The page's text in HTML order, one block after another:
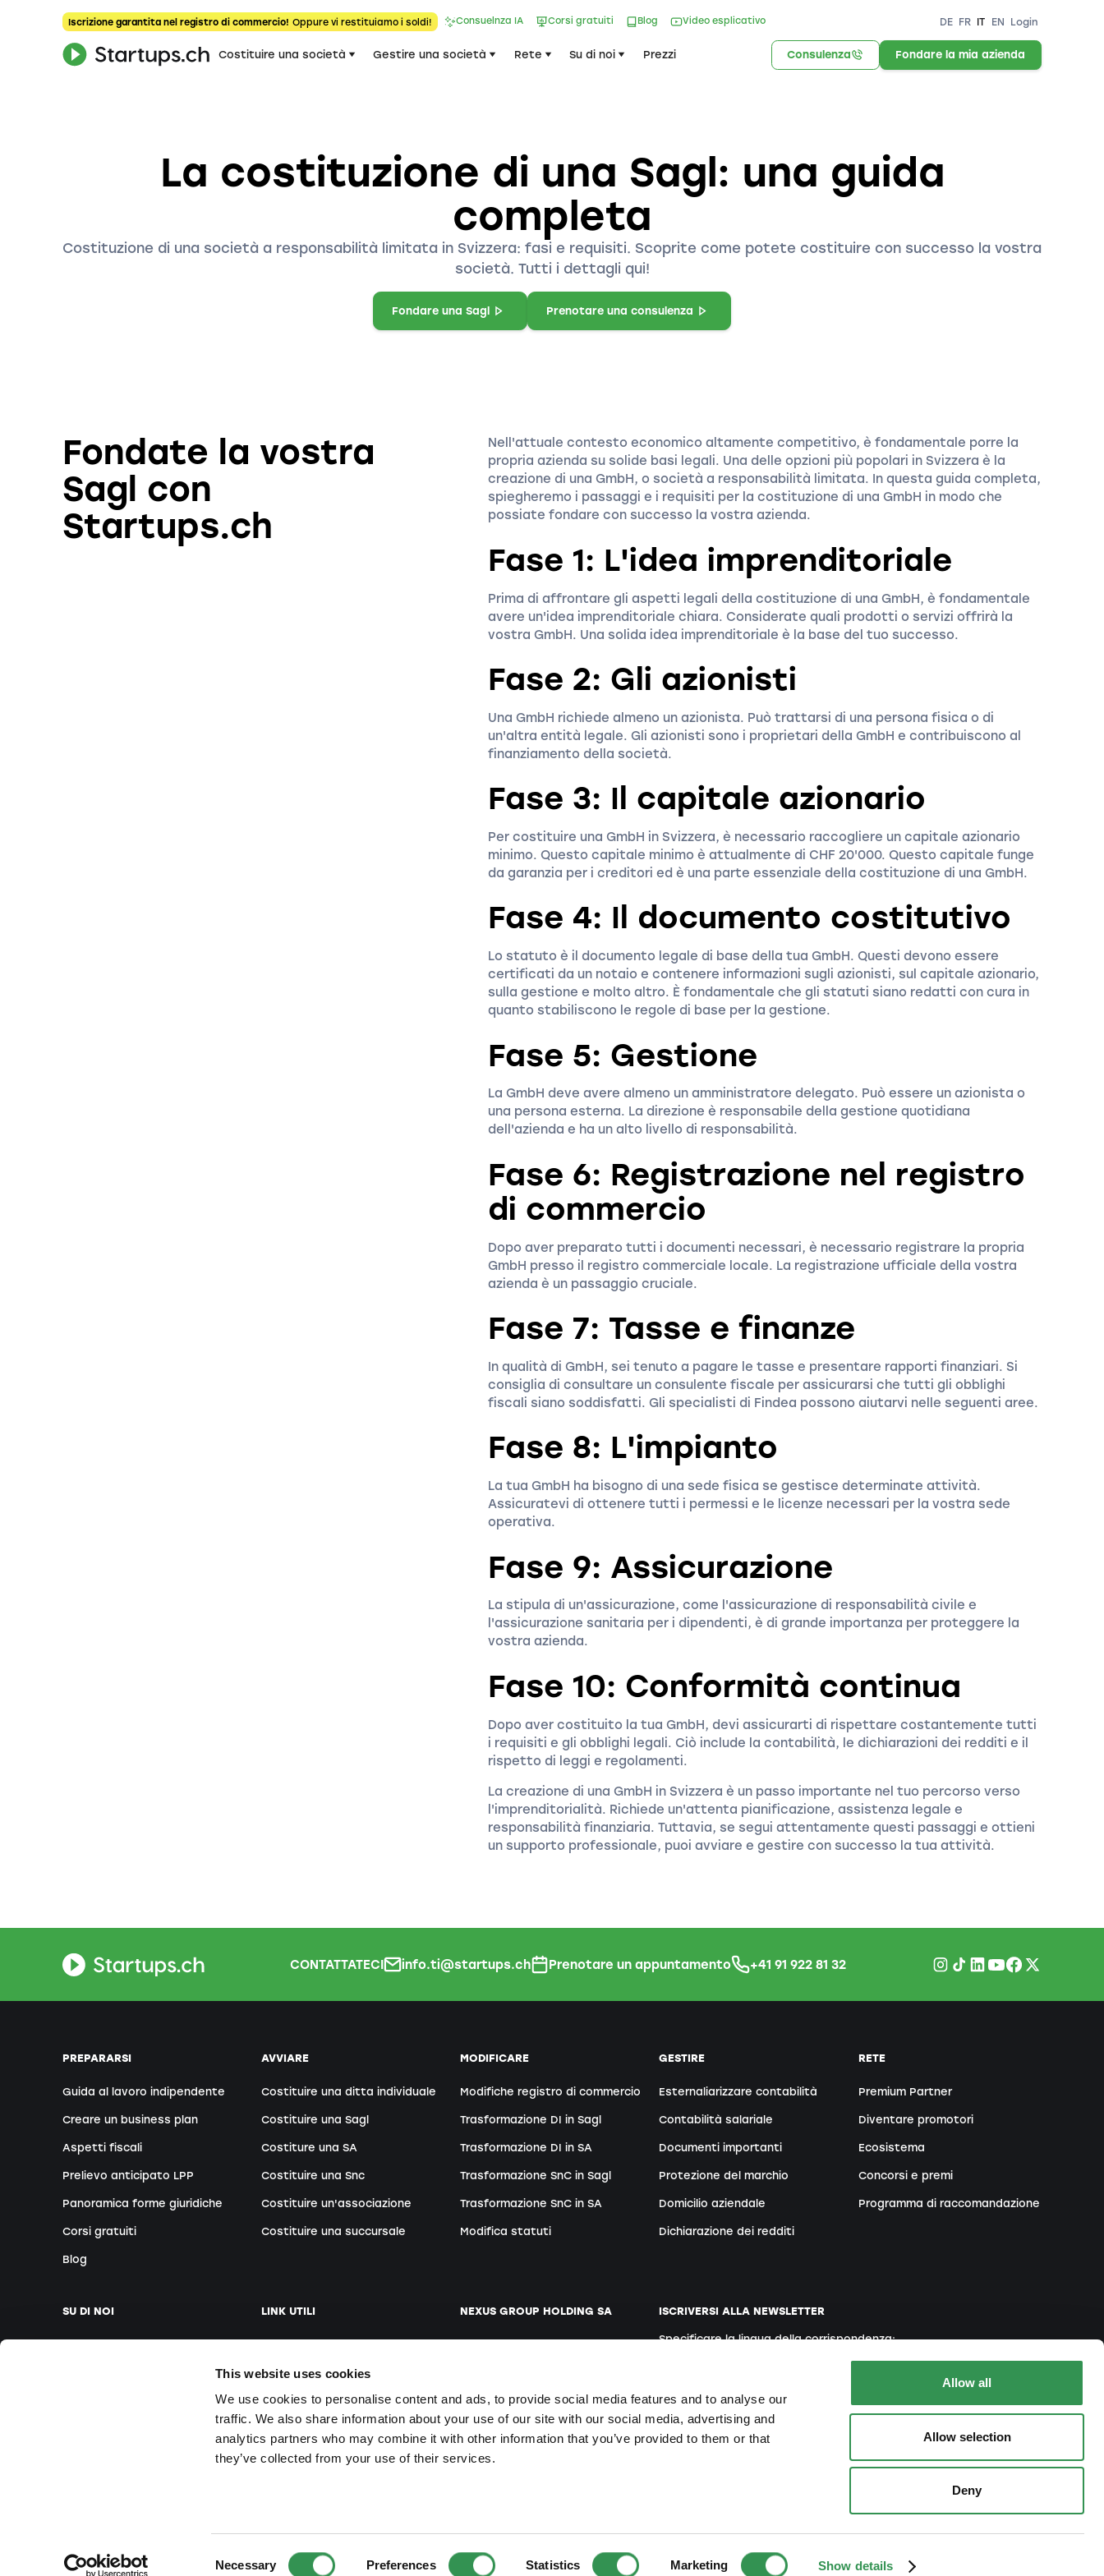
This website uses cookies
We use cookies to personalise content and ads, to provide social media features and to analyse our
traffic. We also share information about your use of our site with our social media, advertising and
analytics partners who may combine it with other information that you’ve provided to them or that
they’ve collected from your use of their services.
Necessary Preferences Statistics Marketing Show details
Allow all
Allow selection
Deny
Iscrizione garantita nel registro di commercio! Oppure vi restituiamo i soldi! Consuelnza IA Corsi gratuiti Blog Video esplicativo DE FR IT EN Login
Costituire una società Gestire una società Rete Su di noi Prezzi Consulenza Fondare la mia azienda
La costituzione di una Sagl: una guida
completa
Costituzione di una società a responsabilità limitata in Svizzera: fasi e requisiti. Scoprite come potete costituire con successo la vostra
società. Tutti i dettagli qui!
Fondare una Sagl Prenotare una consulenza
Fondate la vostra
Sagl con
Startups.ch
Nell'attuale contesto economico altamente competitivo, è fondamentale porre la
propria azienda su solide basi legali. Una delle opzioni più popolari in Svizzera è la
creazione di una GmbH, o società a responsabilità limitata. In questa guida completa,
spiegheremo i passaggi e i requisiti per la costituzione di una GmbH in modo che
possiate fondare con successo la vostra azienda.
Fase 1: L'idea imprenditoriale
Prima di affrontare gli aspetti legali della costituzione di una GmbH, è fondamentale
avere un'idea imprenditoriale chiara. Considerate quali prodotti o servizi offrirà la
vostra GmbH. Una solida idea imprenditoriale è la base del tuo successo.
Fase 2: Gli azionisti
Una GmbH richiede almeno un azionista. Può trattarsi di una persona fisica o di
un'altra entità legale. Gli azionisti sono i proprietari della GmbH e contribuiscono al
finanziamento della società.
Fase 3: Il capitale azionario
Per costituire una GmbH in Svizzera, è necessario raccogliere un capitale azionario
minimo. Questo capitale minimo è attualmente di CHF 20'000. Questo capitale funge
da garanzia per i creditori ed è una parte essenziale della costituzione di una GmbH.
Fase 4: Il documento costitutivo
Lo statuto è il documento legale di base della tua GmbH. Questi devono essere
certificati da un notaio e contenere informazioni sugli azionisti, sul capitale azionario,
sulla gestione e molto altro. È fondamentale che gli statuti siano redatti con cura in
quanto stabiliscono le regole di base per la gestione.
Fase 5: Gestione
La GmbH deve avere almeno un amministratore delegato. Può essere un azionista o
una persona esterna. La direzione è responsabile della gestione quotidiana
dell'azienda e ha un alto livello di responsabilità.
Fase 6: Registrazione nel registro
di commercio
Dopo aver preparato tutti i documenti necessari, è necessario registrare la propria
GmbH presso il registro commerciale locale. La registrazione ufficiale della vostra
azienda è un passaggio cruciale.
Fase 7: Tasse e finanze
In qualità di GmbH, sei tenuto a pagare le tasse e presentare rapporti finanziari. Si
consiglia di consultare un consulente fiscale per assicurarsi che tutti gli obblighi
fiscali siano soddisfatti. Gli specialisti di Findea possono aiutarvi nelle seguenti aree.
Fase 8: L'impianto
La tua GmbH ha bisogno di una sede fisica se gestisce determinate attività.
Assicuratevi di ottenere tutti i permessi e le licenze necessari per la vostra sede
operativa.
Fase 9: Assicurazione
La stipula di un'assicurazione, come l'assicurazione di responsabilità civile e
l'assicurazione sanitaria per i dipendenti, è di grande importanza per proteggere la
vostra azienda.
Fase 10: Conformità continua
Dopo aver costituito la tua GmbH, devi assicurarti di rispettare costantemente tutti
i requisiti e gli obblighi legali. Ciò include la contabilità, le dichiarazioni dei redditi e il
rispetto di leggi e regolamenti.
La creazione di una GmbH in Svizzera è un passo importante nel tuo percorso verso
l'imprenditorialità. Richiede un'attenta pianificazione, assistenza legale e
responsabilità finanziaria. Tuttavia, se segui attentamente questi passaggi e ottieni
un supporto professionale, puoi avviare e gestire con successo la tua attività.
CONTATTATECI info.ti@startups.ch Prenotare un appuntamento +41 91 922 81 32
PREPARARSI
Guida al lavoro indipendente
Creare un business plan
Aspetti fiscali
Prelievo anticipato LPP
Panoramica forme giuridiche
Corsi gratuiti
Blog
AVVIARE
Costituire una ditta individuale
Costituire una Sagl
Costiture una SA
Costituire una Snc
Costituire un'associazione
Costituire una succursale
MODIFICARE
Modifiche registro di commercio
Trasformazione DI in Sagl
Trasformazione DI in SA
Trasformazione SnC in Sagl
Trasformazione SnC in SA
Modifica statuti
GESTIRE
Esternaliarizzare contabilità
Contabilità salariale
Documenti importanti
Protezione del marchio
Domicilio aziendale
Dichiarazione dei redditi
RETE
Premium Partner
Diventare promotori
Ecosistema
Concorsi e premi
Programma di raccomandazione
SU DI NOI LINK UTILI
Fondatori esteri
Webinar gratuiti
Domande e Risposte
NEXUS GROUP HOLDING SA ISCRIVERSI ALLA NEWSLETTER
Specificare la lingua della corrispondenza:
Francese Italiano
Iscrivendosi si accetta la nostra Informativa sulla Privacy
Startups.ch. Alle Rechte vorbehalten.Prodotto da Nexus Group Holding SA Sito web di ultraperfekt.